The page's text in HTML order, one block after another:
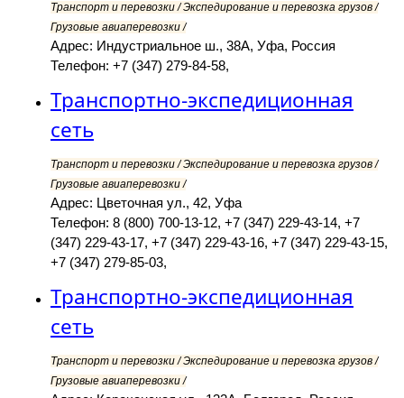
Транспорт и перевозки / Экспедирование и перевозка грузов /
Грузовые авиаперевозки /
Адрес: Индустриальное ш., 38А, Уфа, Россия
Телефон: +7 (347) 279-84-58,
Транспортно-экспедиционная
сеть
Транспорт и перевозки / Экспедирование и перевозка грузов /
Грузовые авиаперевозки /
Адрес: Цветочная ул., 42, Уфа
Телефон: 8 (800) 700-13-12, +7 (347) 229-43-14, +7
(347) 229-43-17, +7 (347) 229-43-16, +7 (347) 229-43-15,
+7 (347) 279-85-03,
Транспортно-экспедиционная
сеть
Транспорт и перевозки / Экспедирование и перевозка грузов /
Грузовые авиаперевозки /